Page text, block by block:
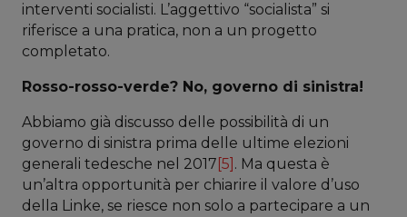
interventi socialisti. L’aggettivo “socialista” si
riferisce a una pratica, non a un progetto
completato.
Rosso-rosso-verde? No, governo di sinistra!
Abbiamo già discusso delle possibilità di un
governo di sinistra prima delle ultime elezioni
generali tedesche nel 2017 [5] . Ma questa è
un’altra opportunità per chiarire il valore d’uso
della Linke, se riesce non solo a partecipare a un